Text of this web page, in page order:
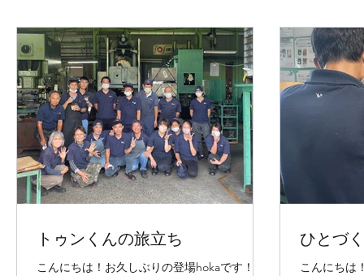
トゥンくんの旅立ち
こんにちは！お久しぶりの登場hokaです！ 実
ひとづ
こんにちは